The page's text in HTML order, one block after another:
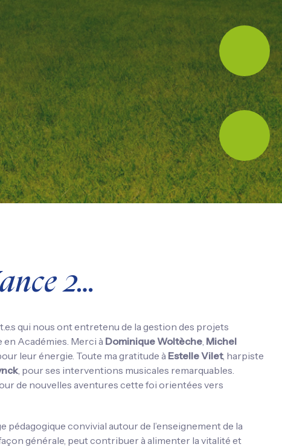
2…
qui nous ont entretenu de la gestion des projets
en Académies. Merci à Dominique Woltèche, Michel
leur énergie. Toute ma gratitude à Estelle Vilet, harpiste
, pour ses interventions musicales remarquables.
de nouvelles aventures cette foi orientées vers
pédagogique convivial autour de l’enseignement de la
générale, peut contribuer à alimenter la vitalité et